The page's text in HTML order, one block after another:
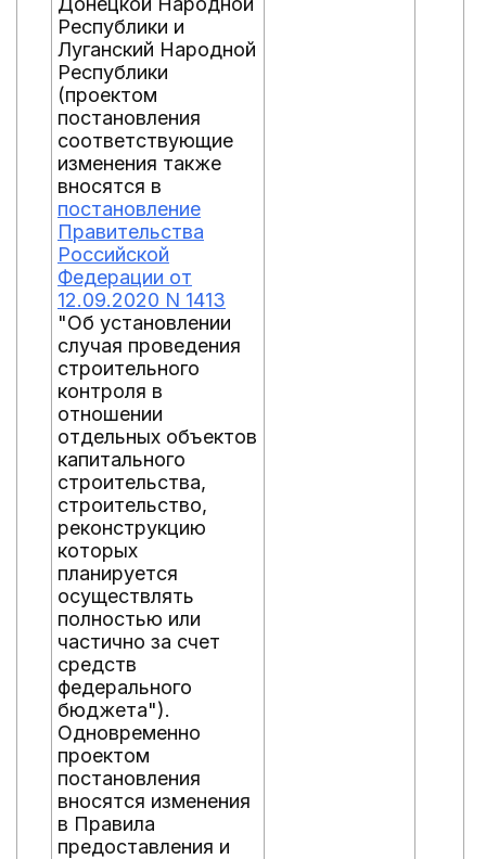
Республики и
Луганский Народной
Республики
(проектом
постановления
соответствующие
изменения также
вносятся в
постановление
Правительства
Российской
Федерации от
12.09.2020 N 1413
"Об установлении
случая проведения
строительного
контроля в
отношении
отдельных объектов
капитального
строительства,
строительство,
реконструкцию
которых
планируется
осуществлять
полностью или
частично за счет
средств
федерального
бюджета").
Одновременно
проектом
постановления
вносятся изменения
в Правила
предоставления и